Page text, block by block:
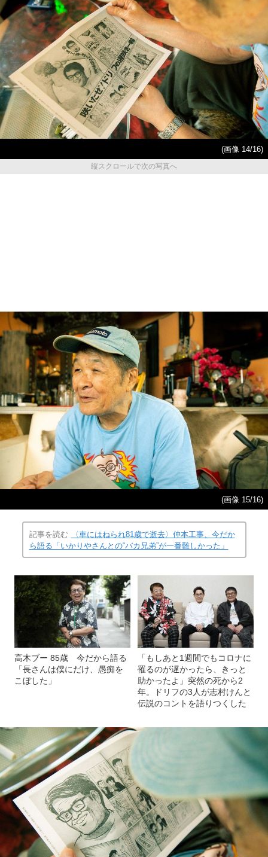
(画像 14/16)
縦スクロールで次の写真へ
(画像 15/16)
記事を読む
〈車にはねられ81歳で逝去〉仲本工事、今だか
ら語る「いかりやさんとの“バカ兄弟”が一番難しかった」
高木ブー 85歳 今だから語る
「長さんは僕にだけ、愚痴を
こぼした」
「もしあと1週間でもコロナに
罹るのが遅かったら、きっと
助かったよ」突然の死から2
年。ドリフの3人が志村けんと
伝説のコントを語りつくした